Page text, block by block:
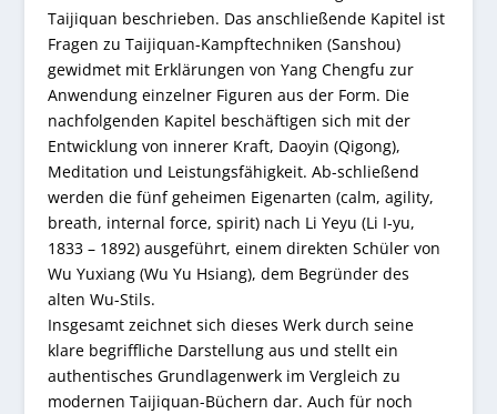
Taijiquan beschrieben. Das anschließende Kapitel ist
Fragen zu Taijiquan-Kampftechniken (Sanshou)
gewidmet mit Erklärungen von Yang Chengfu zur
Anwendung einzelner Figuren aus der Form. Die
nachfolgenden Kapitel beschäftigen sich mit der
Entwicklung von innerer Kraft, Daoyin (Qigong),
Meditation und Leistungsfähigkeit. Ab-schließend
werden die fünf geheimen Eigenarten (calm, agility,
breath, internal force, spirit) nach Li Yeyu (Li I-yu,
1833 – 1892) ausgeführt, einem direkten Schüler von
Wu Yuxiang (Wu Yu Hsiang), dem Begründer des
alten Wu-Stils.
Insgesamt zeichnet sich dieses Werk durch seine
klare begriffliche Darstellung aus und stellt ein
authentisches Grundlagenwerk im Vergleich zu
modernen Taijiquan-Büchern dar. Auch für noch